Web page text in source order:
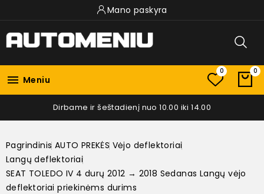
Mano paskyra
 Meniu
0 0
Dirbame ir šeštadienį nuo 10.00 iki 14.00
Pagrindinis AUTO PREKĖS Vėjo deflektoriai
Langų deflektoriai
SEAT TOLEDO IV 4 durų 2012 → 2018 Sedanas Langų vėjo
deflektoriai priekinėms durims